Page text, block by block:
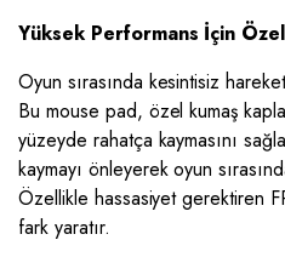
Yüksek Performans İçin
Oyun sırasında kesintisiz
Bu mouse pad, özel kumaş
yüzeyde rahatça kaymasını
kaymayı önleyerek oyun
Özellikle hassasiyet gerektiren
fark yaratır.